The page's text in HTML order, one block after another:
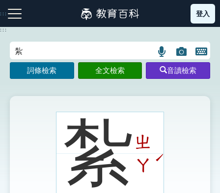
到
主
:::
注音索引圖示 筆畫索引圖示 部首索引表圖示
登入
:::
語
言
搜
示
圖
片
搜
開
鍵
圖
詞條檢索 全文檢索 音讀檢索
紮ㄓ
ㄚˊ